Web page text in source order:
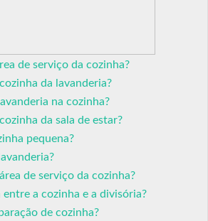
de serviço da cozinha?
da lavanderia?
na cozinha?
da sala de estar?
pequena?
de serviço da cozinha?
a cozinha e a divisória?
de cozinha?